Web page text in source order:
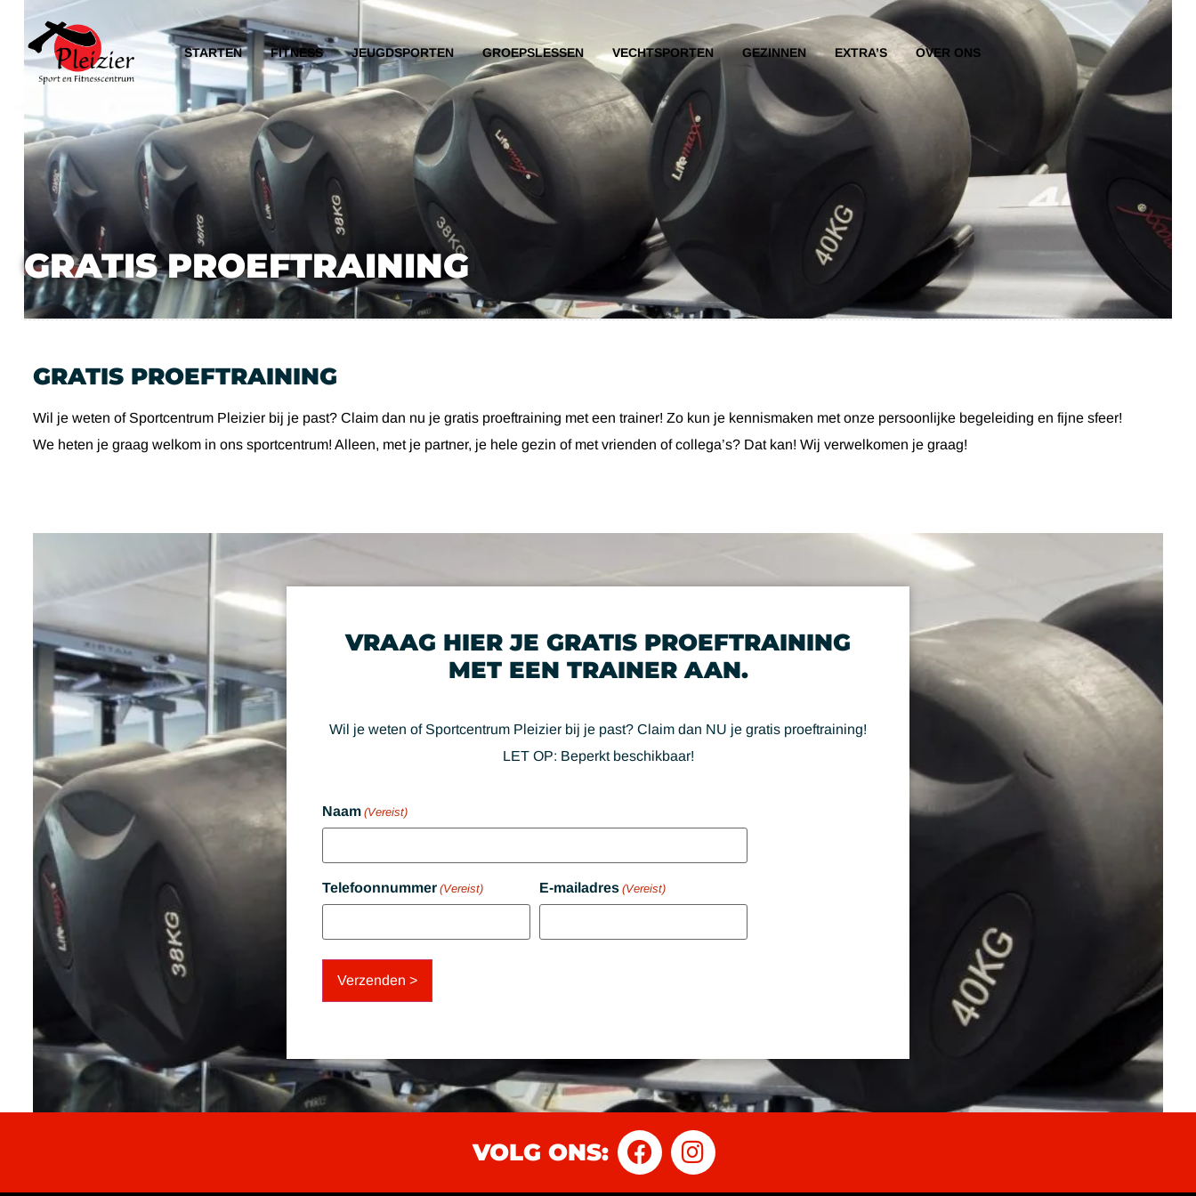
STARTEN FITNESS JEUGDSPORTEN GROEPSLESSEN VECHTSPORTEN GEZINNEN EXTRA’S OVER ONS
GRATIS PROEFTRAINING
GRATIS PROEFTRAINING
Wil je weten of Sportcentrum Pleizier bij je past? Claim dan nu je gratis proeftraining met een trainer! Zo kun je kennismaken met onze persoonlijke begeleiding en fijne sfeer!
We heten je graag welkom in ons sportcentrum! Alleen, met je partner, je hele gezin of met vrienden of collega’s? Dat kan! Wij verwelkomen je graag!
VRAAG HIER JE GRATIS PROEFTRAINING
MET EEN TRAINER AAN.
Wil je weten of Sportcentrum Pleizier bij je past? Claim dan NU je gratis proeftraining!
LET OP: Beperkt beschikbaar!
Naam (Vereist)
Telefoonnummer (Vereist) E-mailadres (Vereist)
VOLG ONS: